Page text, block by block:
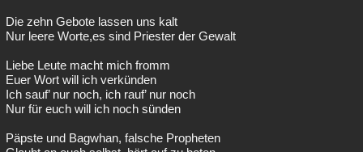
Die zehn Gebote lassen uns kalt
Nur leere Worte,es sind Priester der Gewalt
Liebe Leute macht mich fromm
Euer Wort will ich verkünden
Ich sauf’ nur noch, ich rauf’ nur noch
Nur für euch will ich noch sünden
Päpste und Bagwhan, falsche Propheten